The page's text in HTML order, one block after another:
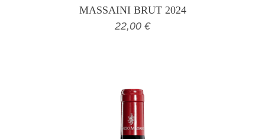
MASSAINI BRUT 2024
22,00 €